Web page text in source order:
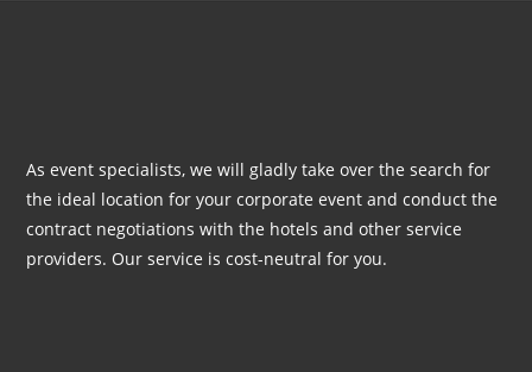
As event specialists, we will gladly take over the search for
the ideal location for your corporate event and conduct the
contract negotiations with the hotels and other service
providers. Our service is cost-neutral for you.